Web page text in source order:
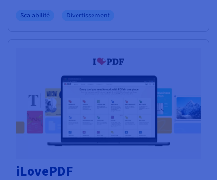
Scalabilité Divertissement
iLovePDF